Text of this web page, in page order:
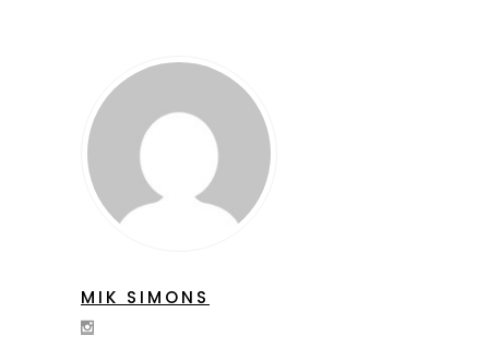
MIK SIMONS